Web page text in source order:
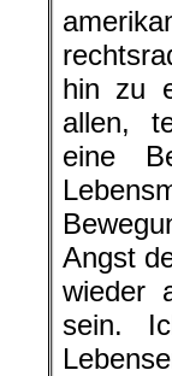
hin zu
allen,
eine
Angst
wieder
sein.